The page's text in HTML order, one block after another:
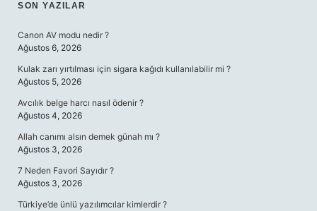
SIDEBAR
SON YAZILAR
Canon AV modu nedir ?
Ağustos 6, 2026
Kulak zarı yırtılması için sigara kağıdı kullanılabilir mi ?
Ağustos 5, 2026
Avcılık belge harcı nasıl ödenir ?
Ağustos 4, 2026
Allah canımı alsın demek günah mı ?
Ağustos 3, 2026
7 Neden Favori Sayıdır ?
Ağustos 3, 2026
Türkiye’de ünlü yazılımcılar kimlerdir ?